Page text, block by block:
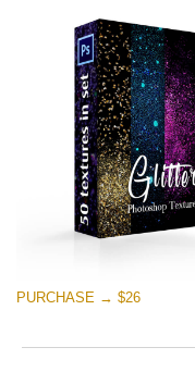
PURCHASE → $26